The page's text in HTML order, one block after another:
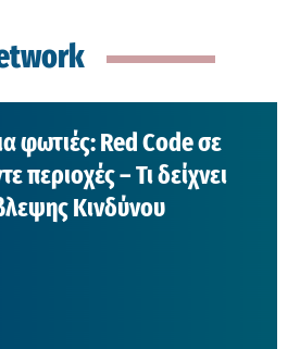
φωτιές: Red Code σε
περιοχές – Τι δείχνει
Κινδύνου